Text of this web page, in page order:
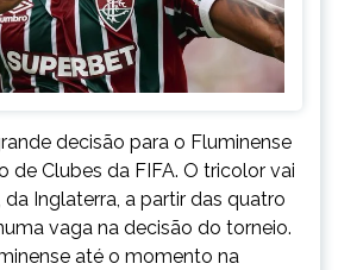
decisão para o Fluminense
de Clubes da FIFA. O tricolor vai
da Inglaterra, a partir das quatro
vaga na decisão do torneio.
até o momento na